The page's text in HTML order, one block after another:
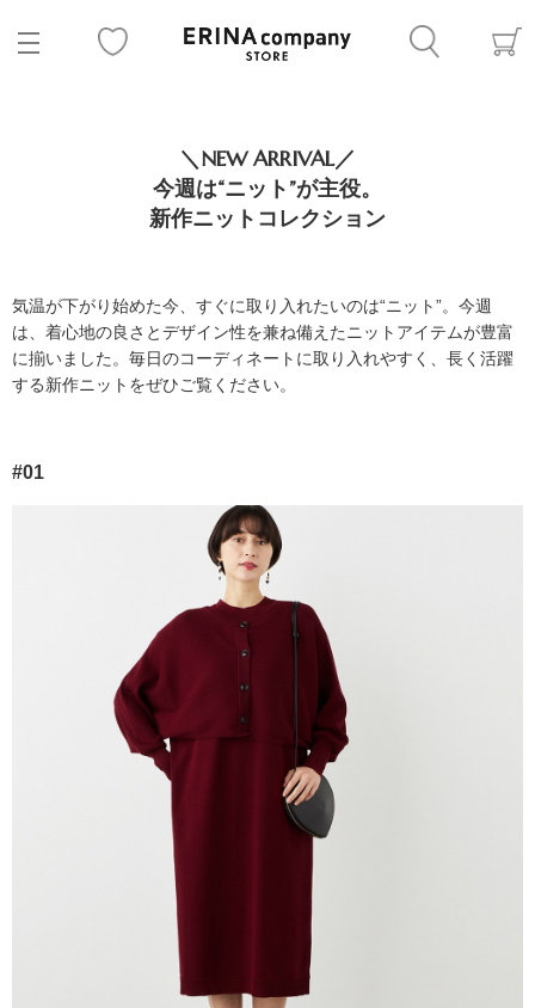
＼NEW ARRIVAL／
今週は“ニット”が主役。
新作ニットコレクション
気温が下がり始めた今、すぐに取り入れたいのは“ニット”。今週
は、着心地の良さとデザイン性を兼ね備えたニットアイテムが豊富
に揃いました。毎日のコーディネートに取り入れやすく、長く活躍
する新作ニットをぜひご覧ください。
#01